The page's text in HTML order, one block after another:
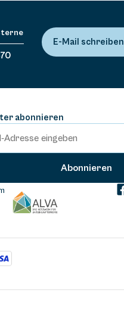
E-Mail schreiben
abonnieren